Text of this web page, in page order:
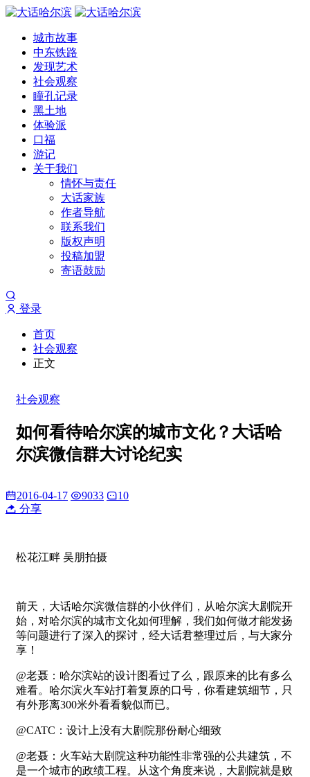
城市故事
中东铁路
发现艺术
社会观察
瞳孔记录
黑土地
体验派
口福
游记
关于我们
情怀与责任
大话家族
作者导航
联系我们
版权声明
投稿加盟
寄语鼓励
登录
首页
社会观察
正文
社会观察
如何看待哈尔滨的城市文化？大话哈
尔滨微信群大讨论纪实
2016-04-17 9033
10
分享
松花江畔 吴朋拍摄
前天，大话哈尔滨微信群的小伙伴们，从哈尔滨大剧院开
始，对哈尔滨的城市文化如何理解，我们如何做才能发扬
等问题进行了深入的探讨，经大话君整理过后，与大家分
享！
@老聂：哈尔滨站的设计图看过了么，跟原来的比有多么
难看。哈尔滨火车站打着复原的口号，你看建筑细节，只
有外形离300米外看看貌似而已。
@CATC：设计上没有大剧院那份耐心细致
@老聂：火车站大剧院这种功能性非常强的公共建筑，不
是一个城市的政绩工程。从这个角度来说，大剧院就是败